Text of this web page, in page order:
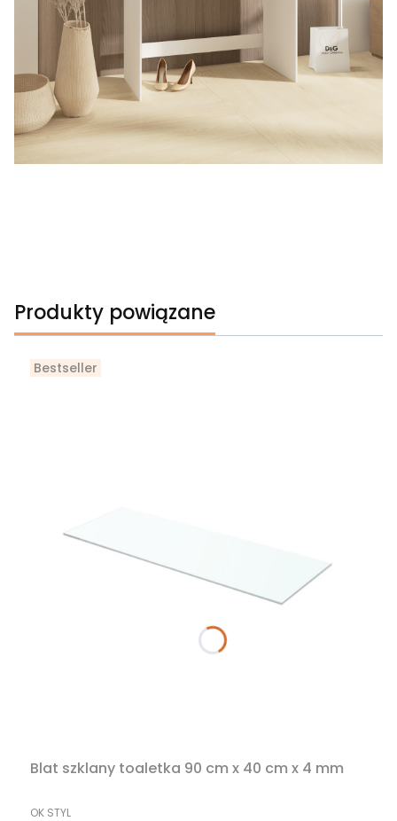
Produkty powiązane
Bestseller
Blat szklany toaletka 90 cm x 40 cm x 4 mm
PRODUCENT
OK STYL